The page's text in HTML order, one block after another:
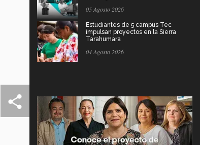
05 Agosto 2026
Estudiantes de 5 campus Tec
impulsan proyectos en la Sierra
Tarahumara
04 Agosto 2026